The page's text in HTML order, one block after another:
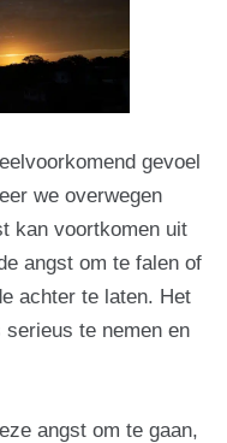
gevoel
we overwegen
kan voortkomen uit
angst om te falen of
achter te laten. Het
te nemen en
angst om te gaan,